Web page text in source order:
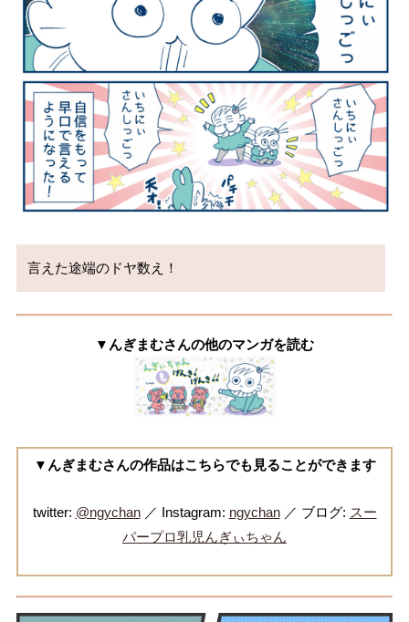
▼んぎまむさんの他のマンガを読む
▼んぎまむさんの作品はこちらでも見ることができます
twitter: @ngychan／ Instagram: ngychan／ ブログ: スー
パープロ乳児んぎぃちゃん